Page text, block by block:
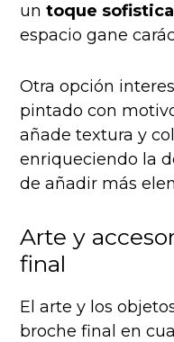
untoque
espacio gane
Otra opción
pintado con
añade textura y
enriqueciendo la
de añadir más
Arte y
final
El arte y los
broche final en